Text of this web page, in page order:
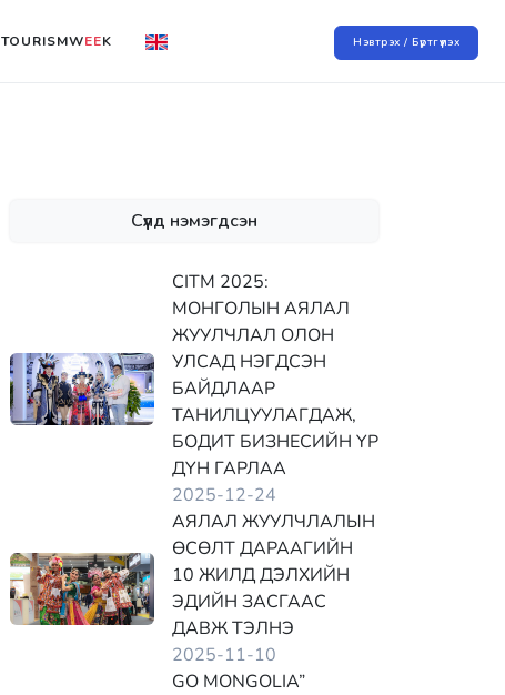
Нэвтрэх / Бүртгүүлэх
TOURISMWEEK
Сүүлд нэмэгдсэн
CITM 2025:
МОНГОЛЫН АЯЛАЛ
ЖУУЛЧЛАЛ ОЛОН
УЛСАД НЭГДСЭН
БАЙДЛААР
ТАНИЛЦУУЛАГДАЖ,
БОДИТ БИЗНЕСИЙН ҮР
ДҮН ГАРЛАА
2025-12-24
АЯЛАЛ ЖУУЛЧЛАЛЫН
ӨСӨЛТ ДАРААГИЙН
10 ЖИЛД ДЭЛХИЙН
ЭДИЙН ЗАСГААС
ДАВЖ ТЭЛНЭ
2025-11-10
GO MONGOLIA”